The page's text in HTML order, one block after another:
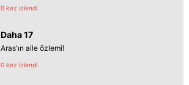
0 kez izlendi
Daha 17
Aras'ın aile özlemi!
0 kez izlendi